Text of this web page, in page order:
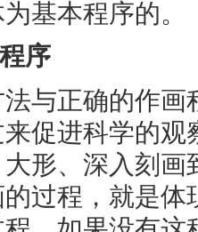
基本程序的。
序
正确的作画
促进科学的
形、深入刻画
过程，就是